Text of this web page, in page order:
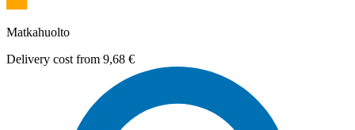
Matkahuolto
Delivery cost from 9,68 €